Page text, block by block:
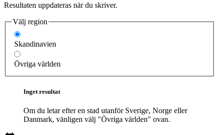
Resultaten uppdateras när du skriver.
Välj region
Skandinavien
Övriga världen
Inget resultat
Om du letar efter en stad utanför Sverige, Norge eller
Danmark, vänligen välj "Övriga världen" ovan.